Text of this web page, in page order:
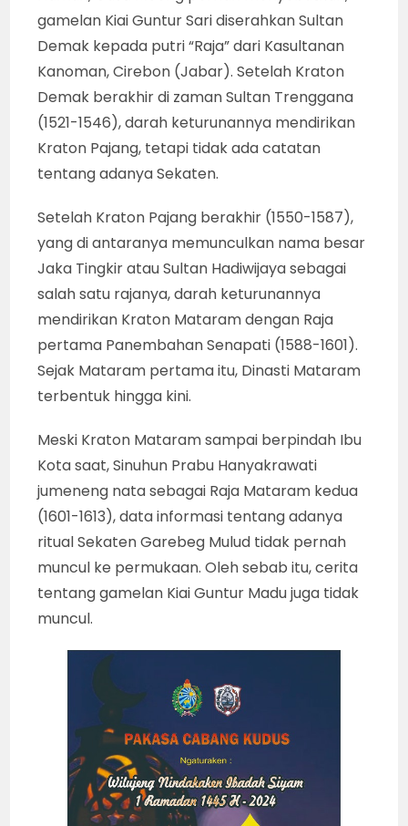
gamelan Kiai Guntur Sari diserahkan Sultan
Demak kepada putri “Raja” dari Kasultanan
Kanoman, Cirebon (Jabar). Setelah Kraton
Demak berakhir di zaman Sultan Trenggana
(1521-1546), darah keturunannya mendirikan
Kraton Pajang, tetapi tidak ada catatan
tentang adanya Sekaten.
Setelah Kraton Pajang berakhir (1550-1587),
yang di antaranya memunculkan nama besar
Jaka Tingkir atau Sultan Hadiwijaya sebagai
salah satu rajanya, darah keturunannya
mendirikan Kraton Mataram dengan Raja
pertama Panembahan Senapati (1588-1601).
Sejak Mataram pertama itu, Dinasti Mataram
terbentuk hingga kini.
Meski Kraton Mataram sampai berpindah Ibu
Kota saat, Sinuhun Prabu Hanyakrawati
jumeneng nata sebagai Raja Mataram kedua
(1601-1613), data informasi tentang adanya
ritual Sekaten Garebeg Mulud tidak pernah
muncul ke permukaan. Oleh sebab itu, cerita
tentang gamelan Kiai Guntur Madu juga tidak
muncul.